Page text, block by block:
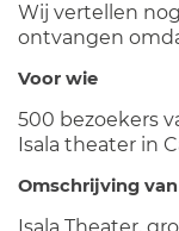
Wij vertellen
ontvangen
Voor wie
500 bezoekers
Isala theater in
Omschrijving